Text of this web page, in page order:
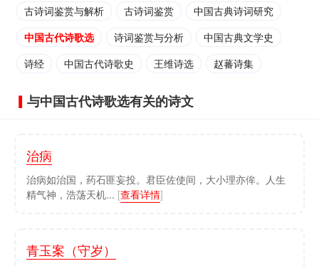
古诗词鉴赏与解析
古诗词鉴赏
中国古典诗词研究
中国古代诗歌选
诗词鉴赏与分析
中国古典文学史
诗经
中国古代诗歌史 王维诗选 赵蕃诗集
与中国古代诗歌选有关的诗文
治病
治病如治国，药石匪妄投。君臣佐使间，大小理亦侔。人生
精气神，浩荡天机... [查看详情]
青玉案（守岁）